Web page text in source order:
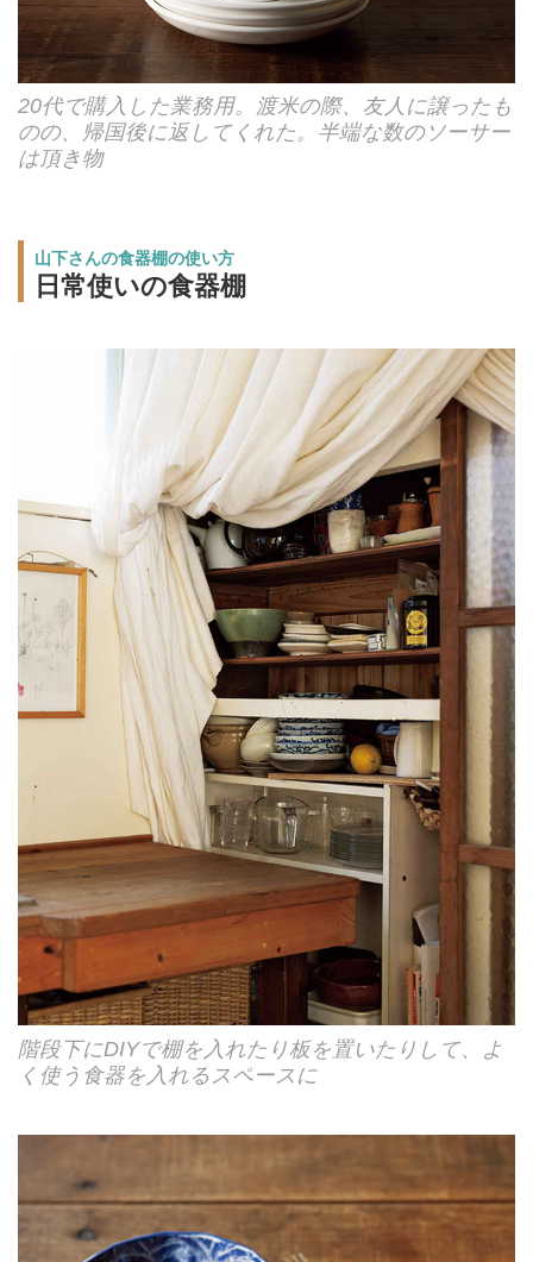
20代で購入した業務用。渡米の際、友人に譲ったも
のの、帰国後に返してくれた。半端な数のソーサー
は頂き物
山下さんの食器棚の使い方
日常使いの食器棚
階段下にDIYで棚を入れたり板を置いたりして、よ
く使う食器を入れるスペースに